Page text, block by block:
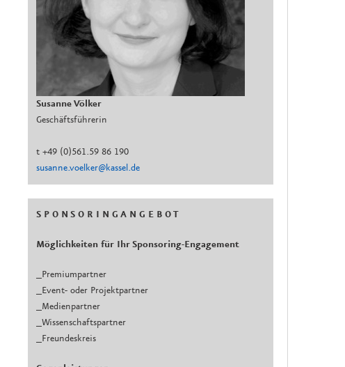
Susanne Völker
Geschäftsführerin
t +49 (0)561.59 86 190
susanne.voelker@kassel.de
S P O N S O R I N G A N G E B O T
Möglichkeiten für Ihr Sponsoring-Engagement
_Premiumpartner
_Event- oder Projektpartner
_Medienpartner
_Wissenschaftspartner
_Freundeskreis